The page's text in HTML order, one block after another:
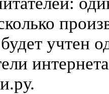
учтен